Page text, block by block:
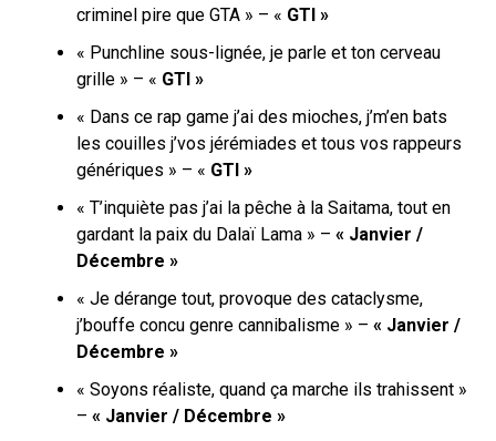
criminel pire que GTA » – « GTI »
« Punchline sous-lignée, je parle et ton cerveau
grille » – « GTI »
« Dans ce rap game j’ai des mioches, j’m’en bats
les couilles j’vos jérémiades et tous vos rappeurs
génériques » – « GTI »
« T’inquiète pas j’ai la pêche à la Saitama, tout en
gardant la paix du Dalaï Lama » – « Janvier /
Décembre »
« Je dérange tout, provoque des cataclysme,
j’bouffe concu genre cannibalisme » – « Janvier /
Décembre »
« Soyons réaliste, quand ça marche ils trahissent »
– « Janvier / Décembre »